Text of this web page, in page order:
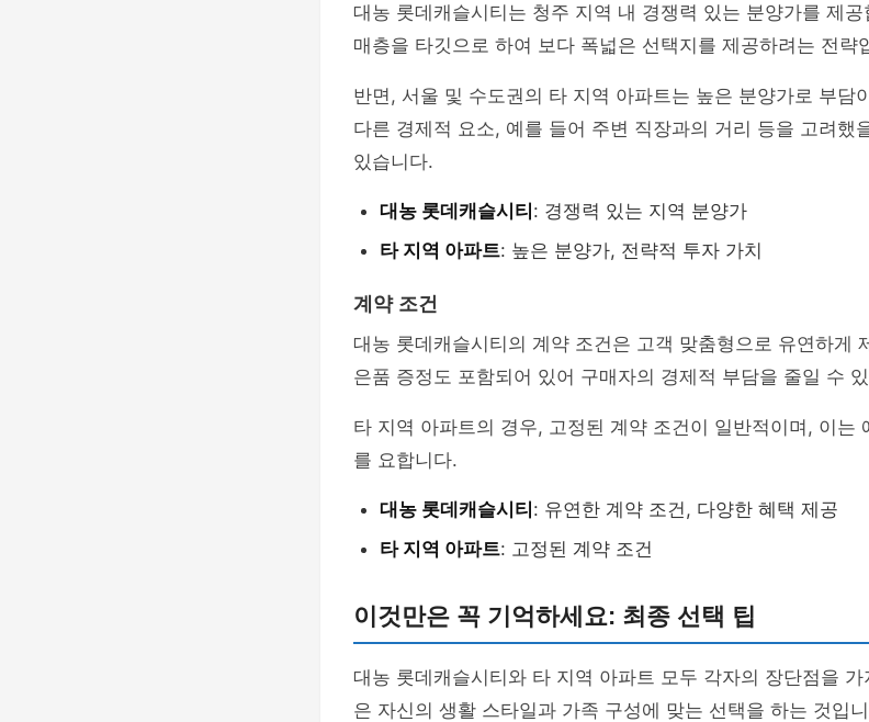
대농 롯데캐슬시티는 청주 지역 내 경쟁력 있는 분양가를 제
매층을 타깃으로 하여 보다 폭넓은 선택지를 제공하려는 전략
반면, 서울 및 수도권의 타 지역 아파트는 높은 분양가로 부담
다른 경제적 요소, 예를 들어 주변 직장과의 거리 등을 고려했
있습니다.
대농 롯데캐슬시티 : 경쟁력 있는 지역 분양가
타 지역 아파트: 높은 분양가, 전략적 투자 가치
계약 조건
대농 롯데캐슬시티의 계약 조건은 고객 맞춤형으로 유연하게
은품 증정도 포함되어 있어 구매자의 경제적 부담을 줄일 수
타 지역 아파트의 경우, 고정된 계약 조건이 일반적이며, 이는
를 요합니다.
대농 롯데캐슬시티 : 유연한 계약 조건, 다양한 혜택 제공
타 지역 아파트: 고정된 계약 조건
이것만은 꼭 기억하세요: 최종 선택 팁
대농 롯데캐슬시티와 타 지역 아파트 모두 각자의 장단점을
은 자신의 생활 스타일과 가족 구성에 맞는 선택을 하는 것입